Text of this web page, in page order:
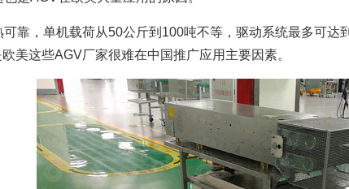
靠，单机载荷从50公斤到100吨不等，驱动系统最多可达
美这些AGV厂家很难在中国推广应用主要因素。